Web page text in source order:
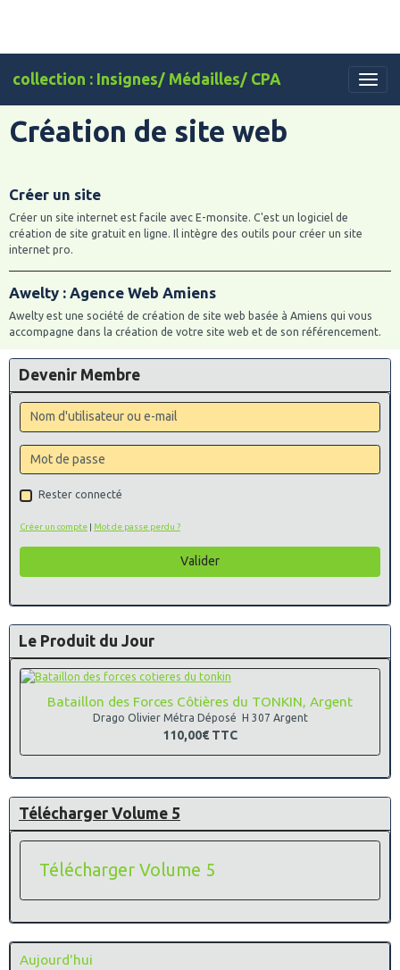
collection : Insignes/ Médailles/ CPA
Création de site web
Créer un site
Créer un site internet est facile avec E-monsite. C'est un logiciel de
création de site gratuit en ligne. Il intègre des outils pour créer un site
internet pro.
Awelty : Agence Web Amiens
Awelty est une société de création de site web basée à Amiens qui vous
accompagne dans la création de votre site web et de son référencement.
Devenir Membre
Rester connecté
Créer un compte | Mot de passe perdu ?
Valider
Le Produit du Jour
Bataillon des Forces Côtières du TONKIN, Argent
Drago Olivier Métra Déposé H 307 Argent
110,00€ TTC
Télécharger Volume 5
Télécharger Volume 5
Aujourd'hui